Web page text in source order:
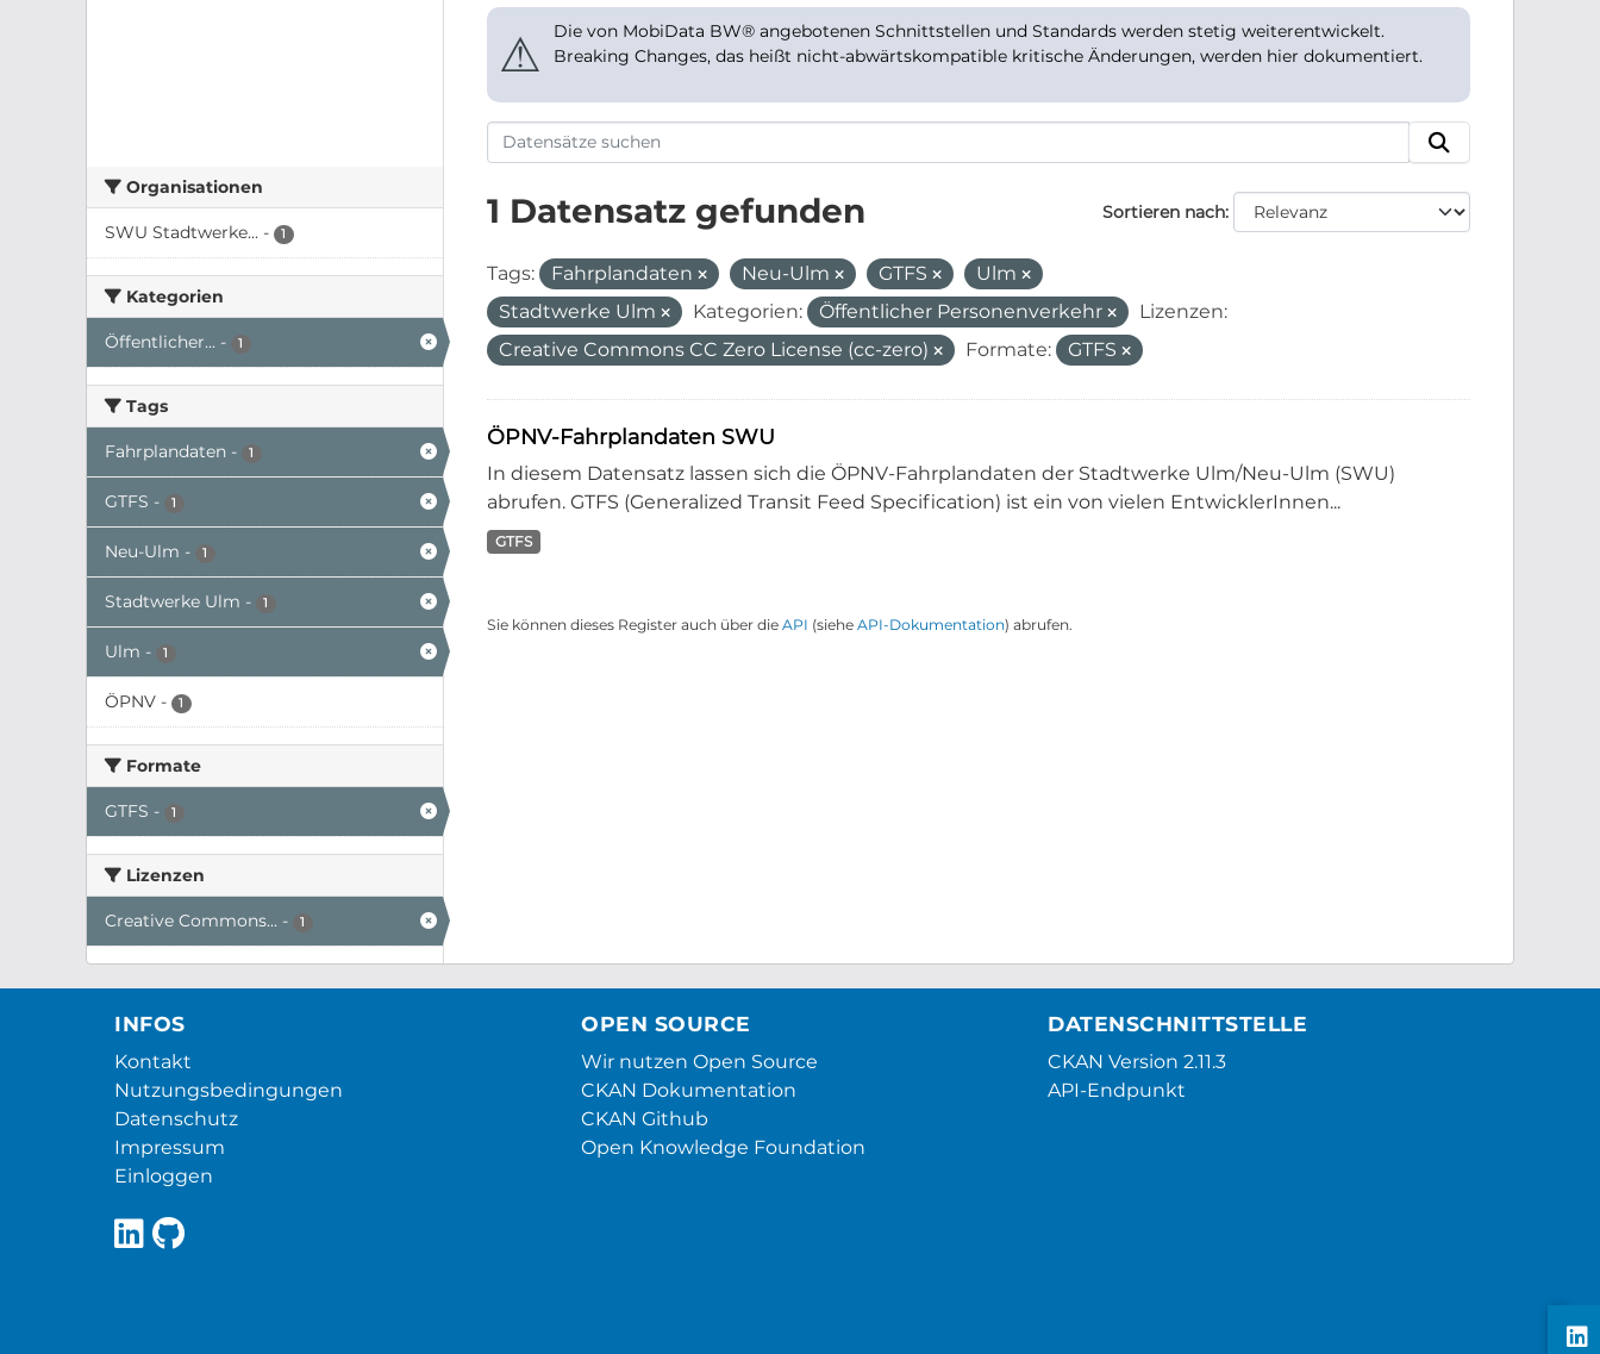
Organisationen
SWU Stadtwerke... - 1
Kategorien
Öffentlicher... - 1
Tags
Fahrplandaten - 1
GTFS - 1
Neu-Ulm - 1
Stadtwerke Ulm - 1
Ulm - 1
ÖPNV - 1
Formate
GTFS - 1
Lizenzen
Creative Commons... - 1
⚠
Die von MobiData BW® angebotenen Schnittstellen und Standards werden stetig weiterentwickelt.
Breaking Changes, das heißt nicht-abwärtskompatible kritische Änderungen, werden hier dokumentiert.
Sortieren nach
1 Datensatz gefunden
Tags: Fahrplandaten Neu-Ulm GTFS
Ulm
Stadtwerke Ulm
Kategorien: Öffentlicher Personenverkehr
Lizenzen:
Creative Commons CC Zero License (cc-zero)
Formate: GTFS
ÖPNV-Fahrplandaten SWU
In diesem Datensatz lassen sich die ÖPNV-Fahrplandaten der Stadtwerke Ulm/Neu-Ulm (SWU)
abrufen. GTFS (Generalized Transit Feed Specification) ist ein von vielen EntwicklerInnen...
GTFS
Sie können dieses Register auch über die API (siehe API-Dokumentation) abrufen.
INFOS
Kontakt
Nutzungsbedingungen
Datenschutz
Impressum
Einloggen
OPEN SOURCE
Wir nutzen Open Source
CKAN Dokumentation
CKAN Github
Open Knowledge Foundation
DATENSCHNITTSTELLE
CKAN Version 2.11.3
API-Endpunkt